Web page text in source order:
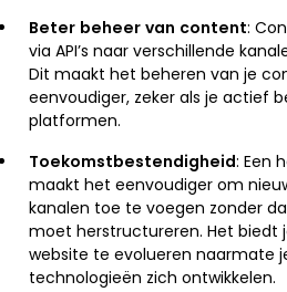
Beter beheer van content:
via API’s naar verschillende
Dit maakt het beheren van je
eenvoudiger, zeker als je actief
platformen.
Toekomstbestendigheid: Een
maakt het eenvoudiger om
kanalen toe te voegen zonder
moet herstructureren. Het biedt
website te evolueren naarmate
technologieën zich ontwikkelen.